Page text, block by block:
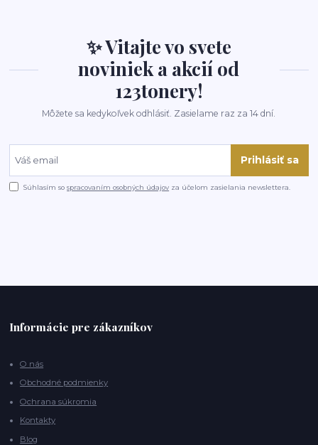
✨ Vitajte vo svete
noviniek a akcií od
123tonery!
Môžete sa kedykoľvek odhlásiť. Zasielame raz za 14 dní.
Prihlásiť sa
Súhlasím sospracovaním osobných údajov za účelom zasielania newslettera.
Informácie pre zákazníkov
O nás
Obchodné podmienky
Ochrana súkromia
Kontakty
Blog